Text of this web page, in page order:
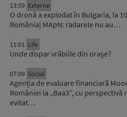
13:59 Externe
O dronă a explodat în Bulgaria, la
România| MApN: radarele nu au…
11:01 Life
Unde dispar vrăbiile din orașe?
07:09 Social
Agenția de evaluare financiară
României la „Baa3”, cu perspectivă
evitat…